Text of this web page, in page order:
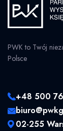
PWK to Twój
Polsce
+48 500
02-255